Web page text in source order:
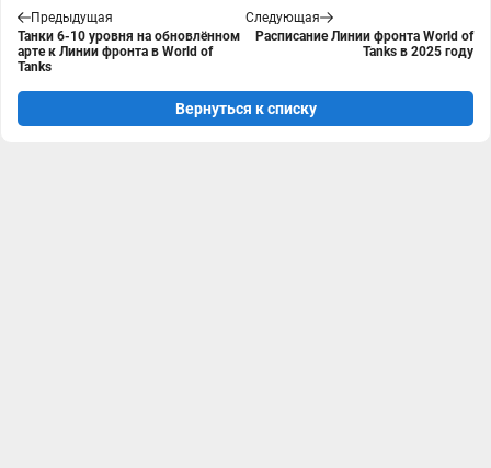
Предыдущая
Танки 6-10 уровня на обновлённом
арте к Линии фронта в World of
Tanks
Следующая
Расписание Линии фронта World of
Tanks в 2025 году
Вернуться к списку